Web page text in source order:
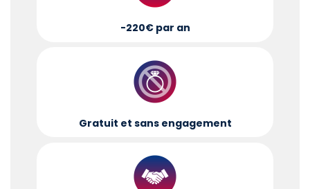
-220€ par an
Gratuit et sans engagement